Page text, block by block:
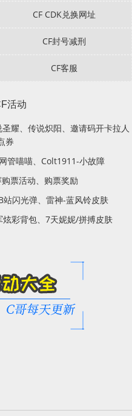
CF CDK兑换网址
CF封号减刑
CF客服
活动
耀、传说炽阳、邀请码开卡拉人
券
管喵喵、Colt1911-小故障
票活动、购票奖励
站闪光弹、雷神-蓝风铃皮肤
炫彩背包、7天妮妮/拼搏皮肤